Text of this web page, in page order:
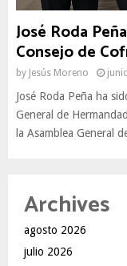
José Roda
Consejo de
by Jesús Moreno
José Roda Peña ha
General de
la Asamblea General
Archives
agosto 2026
julio 2026